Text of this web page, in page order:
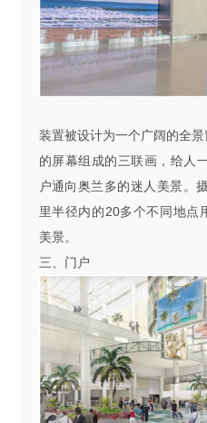
装置被设计为一个广阔的全
的屏幕组成的三联画，给人
户通向奥兰多的迷人美景。
里半径内的20多个不同地点
美景。
三、门户